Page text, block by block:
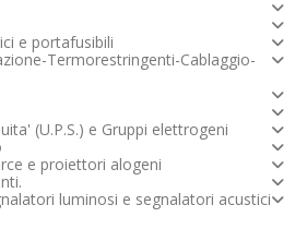
e portafusibili
Termorestringenti-Cablaggio-
(U.P.S.) e Gruppi elettrogeni
e proiettori alogeni
luminosi e segnalatori acustici -